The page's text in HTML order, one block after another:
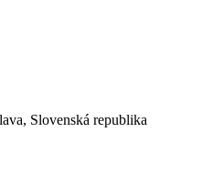
Slovenská republika